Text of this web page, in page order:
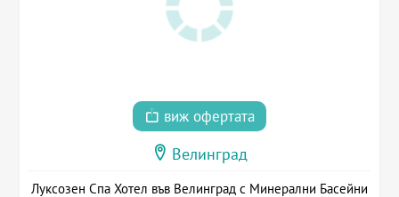
виж офертата
Велинград
Луксозен Спа Хотел във Велинград с Минерални Басейни